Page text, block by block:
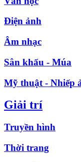
Điện ảnh
Âm nhạc
Sân khấu - Múa
Mỹ thuật - Nhiếp
Giải trí
Truyền hình
Thời trang